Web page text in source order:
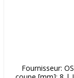
Fournisseur: